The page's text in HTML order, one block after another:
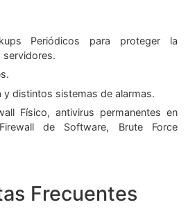
Periódicos para proteger la
servidores.
distintos sistemas de alarmas.
Físico, antivirus permanentes en
de Software, Brute Force
Frecuentes